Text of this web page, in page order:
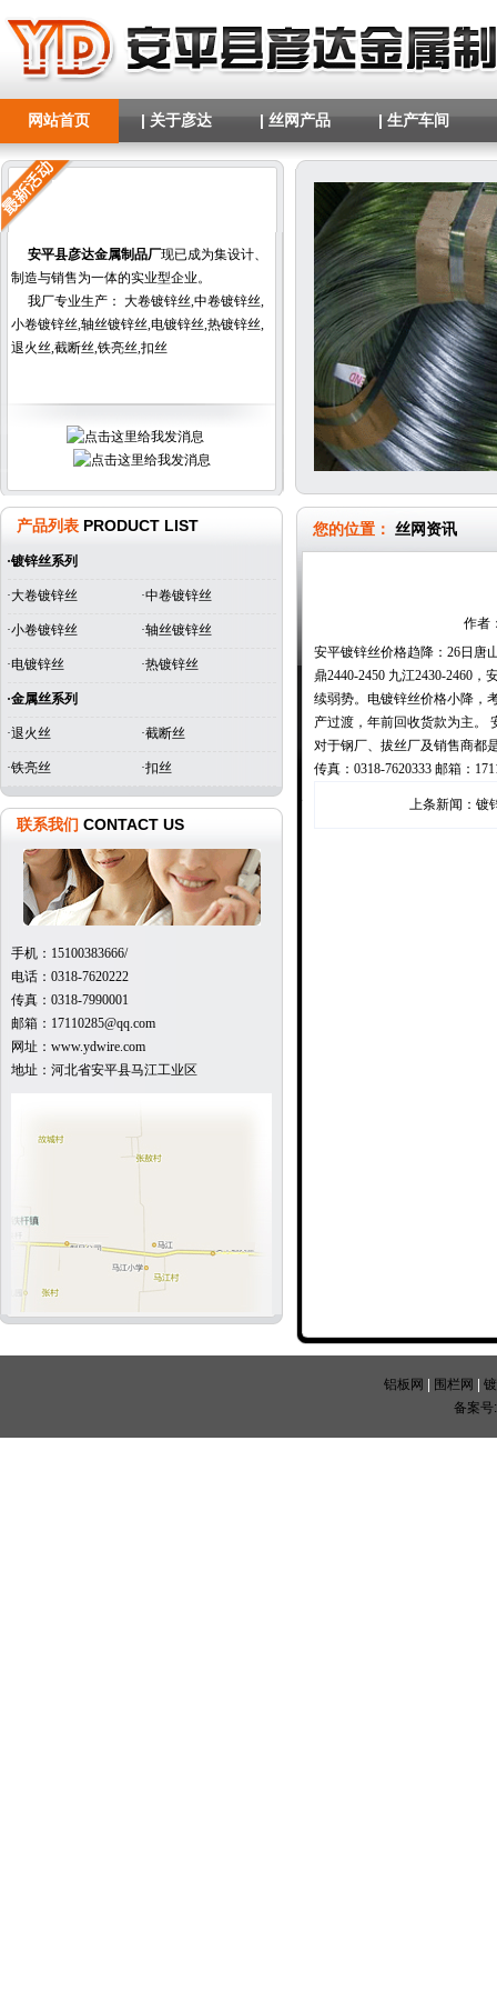
网站首页 | 关于彦达 | 丝网产品 | 生产车间
安平县彦达金属制品厂现已成为集设计、
制造与销售为一体的实业型企业。
我厂专业生产： 大卷镀锌丝,中卷镀锌丝,
小卷镀锌丝,轴丝镀锌丝,电镀锌丝,热镀锌丝,
退火丝,截断丝,铁亮丝,扣丝
产品列表 PRODUCT LIST
·镀锌丝系列
·大卷镀锌丝 ·中卷镀锌丝
·小卷镀锌丝 ·轴丝镀锌丝
·电镀锌丝 ·热镀锌丝
·金属丝系列
·退火丝 ·截断丝
·铁亮丝 ·扣丝
联系我们 CONTACT US
手机：15100383666/
电话：0318-7620222
传真：0318-7990001
邮箱：17110285@qq.com
网址：www.ydwire.com
地址：河北省安平县马江工业区
您的位置： 丝网资讯
作者
安平镀锌丝价格趋降：26日唐
鼎2440-2450 九江2430-2460
续弱势。电镀锌丝价格小降，
产过渡，年前回收货款为主。
对于钢厂、拔丝厂及销售商都
传真：0318-7620333 邮箱：
上条新闻： 镀
铝板网 围栏网
备案